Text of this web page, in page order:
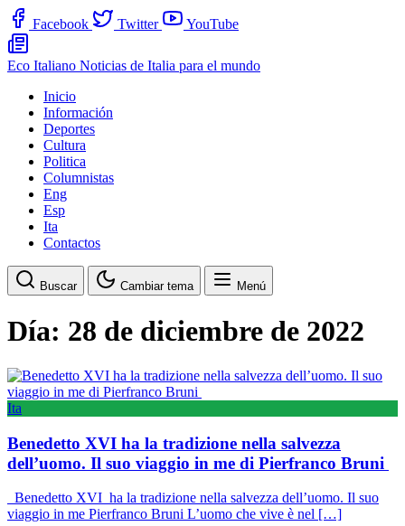
Facebook Twitter YouTube
Eco Italiano Noticias de Italia para el mundo
Inicio
Información
Deportes
Cultura
Politica
Columnistas
Eng
Esp
Ita
Contactos
Buscar Cambiar tema Menú
Día: 28 de diciembre de 2022
Ita
Benedetto XVI ha la tradizione nella salvezza
dell’uomo. Il suo viaggio in me di Pierfranco Bruni
Benedetto XVI ha la tradizione nella salvezza dell’uomo. Il suo
viaggio in me Pierfranco Bruni L’uomo che vive è nel […]